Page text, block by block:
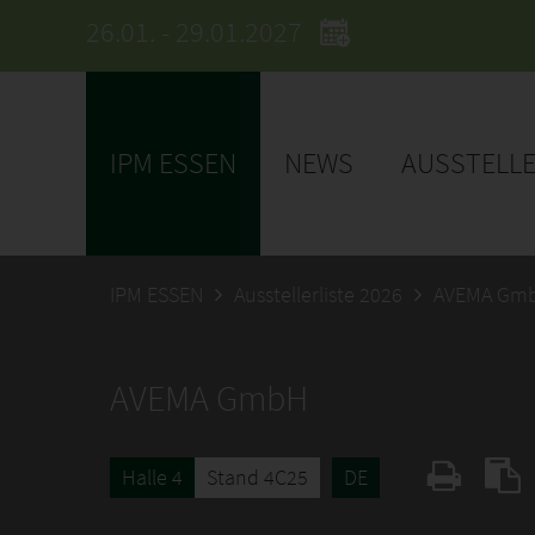
26.01. - 29.01.2027
IPM ESSEN NEWS
IPM ESSEN Ausstellerliste 2026 AVEMA
AVEMA GmbH
Halle 4 Stand 4C25 DE